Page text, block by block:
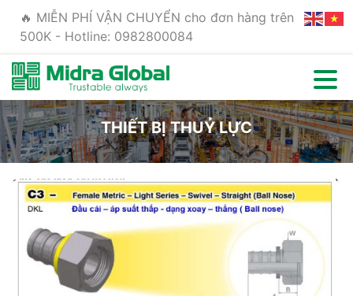
🔥 MIỄN PHÍ VẬN CHUYỂN cho đơn hàng trên
500K - Hotline: 0982800084
THIẾT BỊ THUỶ LỰC